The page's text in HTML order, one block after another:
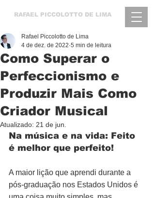
RAFAEL PICCOLOTTO DE LIMA
Como Superar o
Perfeccionismo e
Produzir Mais Como
Criador Musical
Rafael Piccolotto de Lima
4 de dez. de 2022 5 min de leitura
Atualizado: 21 de jun.
Na música e na vida: Feito
é melhor que perfeito!
A maior lição que aprendi durante a
pós-graduação nos Estados Unidos é